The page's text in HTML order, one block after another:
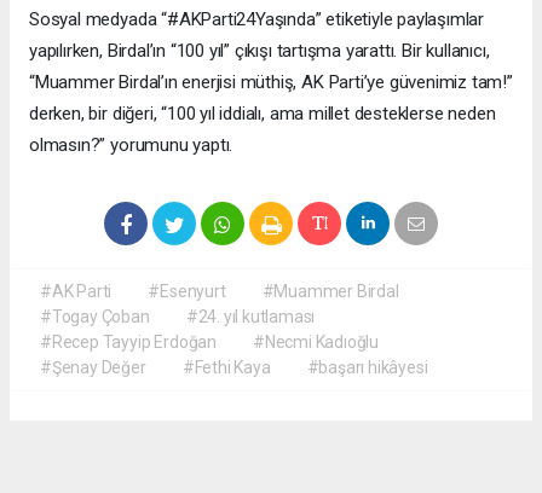
Sosyal medyada “#AKParti24Yaşında” etiketiyle paylaşımlar
yapılırken, Birdal’ın “100 yıl” çıkışı tartışma yarattı. Bir kullanıcı,
“Muammer Birdal’ın enerjisi müthiş, AK Parti’ye güvenimiz tam!”
derken, bir diğeri, “100 yıl iddialı, ama millet desteklerse neden
olmasın?” yorumunu yaptı.
#AK Parti #Esenyurt
#Muammer Birdal
#Togay Çoban
#24. yıl kutlaması
#Recep Tayyip Erdoğan
#Necmi Kadıoğlu
#Şenay Değer
#Fethi Kaya #başarı hikâyesi